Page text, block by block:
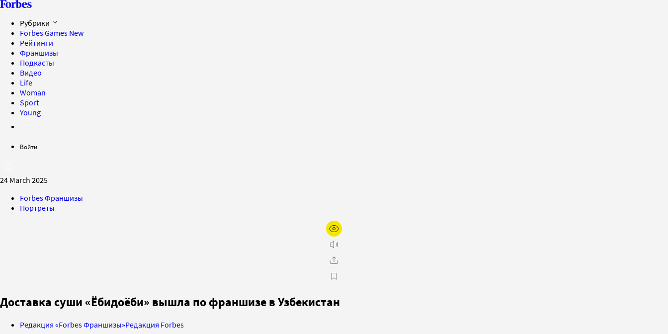
Рубрики
Forbes Games New
Рейтинги
Франшизы
Подкасты
Видео
Life
Woman
Sport
Young
Войти
24 March 2025
Forbes Франшизы
Портреты
Доставка суши «Ёбидоёби» вышла по франшизе в Узбекистан
Редакция «Forbes Франшизы»Редакция Forbes